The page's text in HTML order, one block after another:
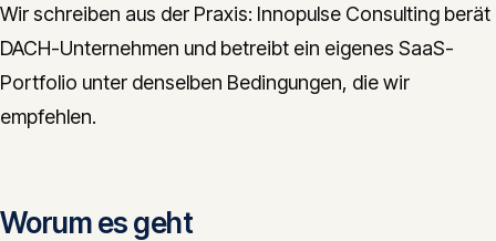
Wir schreiben aus der Praxis: Innopulse Consulting berät
DACH-Unternehmen und betreibt ein eigenes SaaS-
Portfolio unter denselben Bedingungen, die wir
empfehlen.
Worum es geht